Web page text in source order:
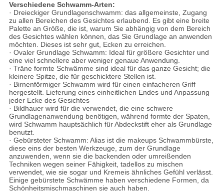
Verschiedene Schwamm-Arten:
· Dreieckiger Grundlagenschwamm: das allgemeinste, Zugang
zu allen Bereichen des Gesichtes erlaubend. Es gibt eine breite
Palette an Größe, die ist, warum Sie abhängig von dem Bereich
des Gesichtes wählen können, das Sie Grundlage an anwenden
möchten. Dieses ist sehr gut, Ecken zu erreichen.
· Ovaler Grundlage Schwamm: Ideal für größere Gesichter und
eine viel schnellere aber weniger genaue Anwendung.
· Träne formte Schwämme sind ideal für das ganze Gesicht; die
kleinere Spitze, die für geschicktere Stellen ist.
· Birnenförmiger Schwamm wird für einen einfacheren Griff
hergestellt. Lieferung eines einheitlichen Endes und Anpassung
jeder Ecke des Gesichtes
· Bildhauer wird für die verwendet, die eine schwere
Grundlagenanwendung benötigen, während formte der Spaten,
wird Schwamm hauptsächlich für Abdeckstift eher als Grundlage
benutzt.
· Gebürsteter Schwamm: Alias ist die makeups Schwammbürste,
diese eins der besten Werkzeuge, zum der Grundlage
anzuwenden, wenn sie die backenden oder umreißenden
Techniken wegen seiner Fähigkeit, tadellos zu mischen
verwendet, wie sie sogar und Kremeis ähnliches Gefühl verlässt.
Einige gebürstete Schwämme haben verschiedene Formen, da
Schönheitsmischmaschinen sie auch haben.